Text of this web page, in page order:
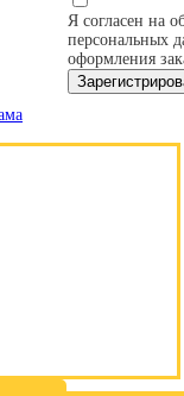
Я согласен на
персональных
оформления